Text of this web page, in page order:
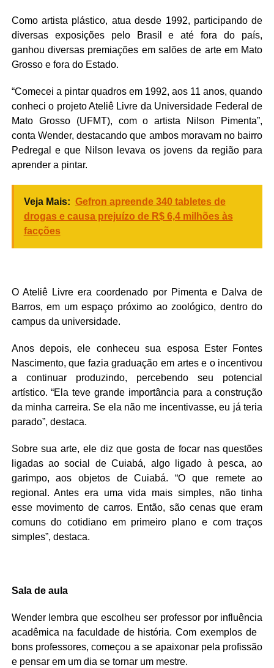
Como artista plástico, atua desde 1992, participando de
diversas exposições pelo Brasil e até fora do país,
ganhou diversas premiações em salões de arte em Mato
Grosso e fora do Estado.
“Comecei a pintar quadros em 1992, aos 11 anos, quando
conheci o projeto Ateliê Livre da Universidade Federal de
Mato Grosso (UFMT), com o artista Nilson Pimenta”,
conta Wender, destacando que ambos moravam no bairro
Pedregal e que Nilson levava os jovens da região para
aprender a pintar.
Veja Mais: Gefron apreende 340 tabletes de
drogas e causa prejuízo de R$ 6,4 milhões às
facções
O Ateliê Livre era coordenado por Pimenta e Dalva de
Barros, em um espaço próximo ao zoológico, dentro do
campus da universidade.
Anos depois, ele conheceu sua esposa Ester Fontes
Nascimento, que fazia graduação em artes e o incentivou
a continuar produzindo, percebendo seu potencial
artístico. “Ela teve grande importância para a construção
da minha carreira. Se ela não me incentivasse, eu já teria
parado”, destaca.
Sobre sua arte, ele diz que gosta de focar nas questões
ligadas ao social de Cuiabá, algo ligado à pesca, ao
garimpo, aos objetos de Cuiabá. “O que remete ao
regional. Antes era uma vida mais simples, não tinha
esse movimento de carros. Então, são cenas que eram
comuns do cotidiano em primeiro plano e com traços
simples”, destaca.
Sala de aula
Wender lembra que escolheu ser professor por influência
acadêmica na faculdade de história. Com exemplos de
bons professores, começou a se apaixonar pela profissão
e pensar em um dia se tornar um mestre.